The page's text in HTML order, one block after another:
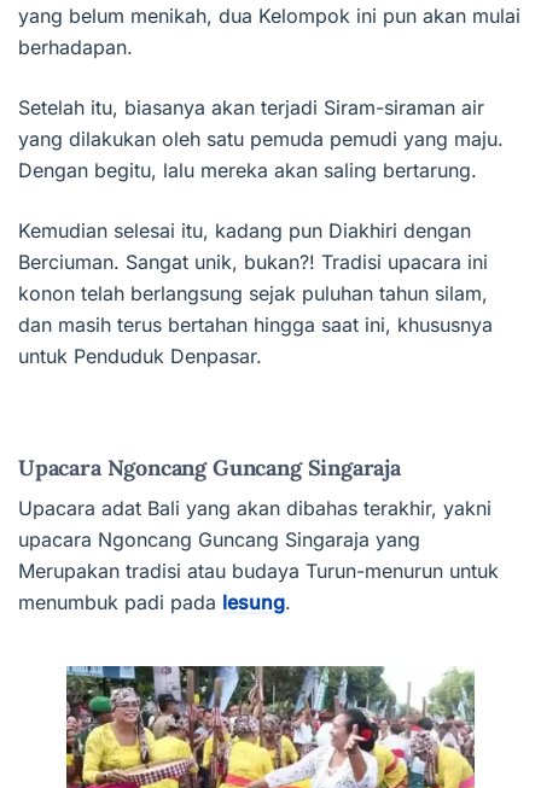
yang belum menikah, dua Kelompok ini pun akan mulai
berhadapan.
Setelah itu, biasanya akan terjadi Siram-siraman air
yang dilakukan oleh satu pemuda pemudi yang maju.
Dengan begitu, lalu mereka akan saling bertarung.
Kemudian selesai itu, kadang pun Diakhiri dengan
Berciuman. Sangat unik, bukan?! Tradisi upacara ini
konon telah berlangsung sejak puluhan tahun silam,
dan masih terus bertahan hingga saat ini, khususnya
untuk Penduduk Denpasar.
Upacara Ngoncang Guncang Singaraja
Upacara adat Bali yang akan dibahas terakhir, yakni
upacara Ngoncang Guncang Singaraja yang
Merupakan tradisi atau budaya Turun-menurun untuk
menumbuk padi pada lesung.